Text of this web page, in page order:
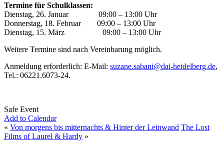
Termine für Schulklassen:
Dienstag, 26. Januar 09:00 – 13:00 Uhr
Donnerstag, 18. Februar 09:00 – 13:00 Uhr
Dienstag, 15. März 09:00 – 13:00 Uhr
Weitere Termine sind nach Vereinbarung möglich.
Anmeldung erforderlich: E-Mail: suzane.sabani@dai-heidelberg.de,
Tel.: 06221.6073-24.
Safe Event
Add to Calendar
« Von morgens bis mitternachts & Hinter der Leinwand The Lost
Films of Laurel & Hardy »